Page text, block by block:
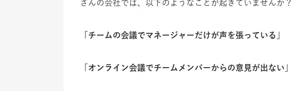
さんの会社では、以下のようなことが起きていませんか？
「チームの会議でマネージャーだけが声を張っている」
「オンライン会議でチームメンバーからの意見が出ない」